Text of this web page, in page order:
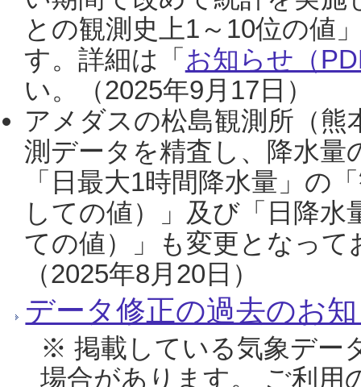
との観測史上1～10位の値
す。詳細は「 お知らせ（
い。（2025年9月17日）
アメダスの松島観測所（熊
測データを精査し、降水
「日最大1時間降水量」の
しての値）」及び「日降
ての値）」も変更となっ
（2025年8月20日）
データ修正の過去のお
※ 掲載している気象デー
場合があります。 ご利用